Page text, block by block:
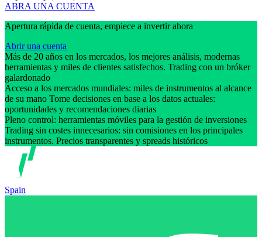
ABRA UNA CUENTA
Apertura rápida de cuenta, empiece a invertir ahora
Abrir una cuenta
Más de 20 años en los mercados, los mejores análisis, modernas
herramientas y miles de clientes satisfechos. Trading con un bróker
galardonado
Acceso a los mercados mundiales: miles de instrumentos al alcance
de su mano Tome decisiones en base a los datos actuales:
oportunidades y recomendaciones diarias
Pleno control: herramientas móviles para la gestión de inversiones
Trading sin costes innecesarios: sin comisiones en los principales
instrumentos. Precios transparentes y spreads históricos
Spain